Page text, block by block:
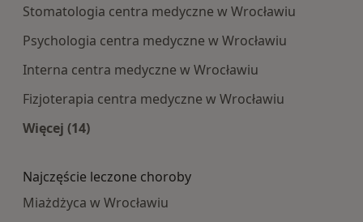
Stomatologia centra medyczne w Wrocławiu
Psychologia centra medyczne w Wrocławiu
Interna centra medyczne w Wrocławiu
Fizjoterapia centra medyczne w Wrocławiu
Więcej (14)
Najczęście leczone choroby
Miażdżyca w Wrocławiu